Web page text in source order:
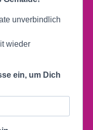
unverbindlich
wieder
ein, um Dich